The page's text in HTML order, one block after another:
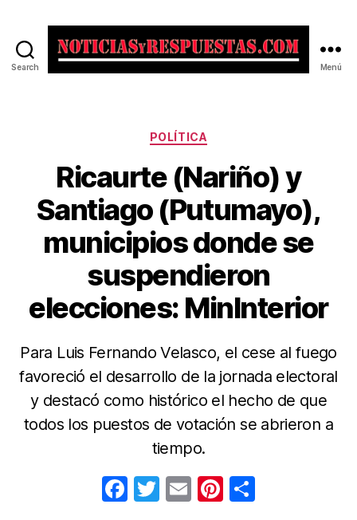
Search Menú
Categorías
POLÍTICA
Ricaurte (Nariño) y
Santiago (Putumayo),
municipios donde se
suspendieron
elecciones: MinInterior
Para Luis Fernando Velasco, el cese al fuego
favoreció el desarrollo de la jornada electoral
y destacó como histórico el hecho de que
todos los puestos de votación se abrieron a
tiempo.
F T E Pi